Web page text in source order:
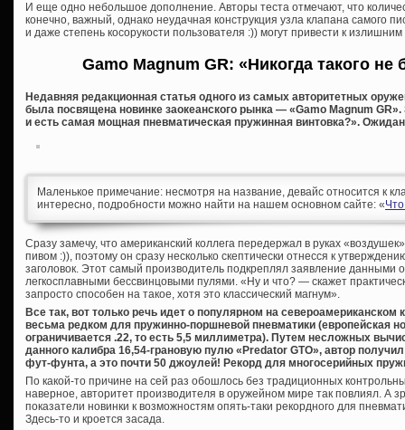
И еще одно небольшое дополнение. Авторы теста отмечают, что
конечно, важный, однако неудачная конструкция узла клапана самого
и даже степень косорукости пользователя :)) могут привести к
Gamo Magnum GR: «Никогда такого
Недавняя редакционная статья одного из самых авторитетных
была посвящена новинке заокеанского рынка — «Gamo Magnum
и есть самая мощная пневматическая пружинная винтовка?».
Маленькое примечание: несмотря на название, девайс относится к
интересно, подробности можно найти на нашем основном сайте: «
Сразу замечу, что американский коллега передержал в руках
пивом :)), поэтому он сразу несколько скептически отнесся к
заголовок. Этот самый производитель подкреплял заявление данными
легкосплавными бессвинцовыми пулями. «Ну и что? — скажет
запросто способен на такое, хотя это классический магнум».
Все так, вот только речь идет о популярном на
весьма редком для пружинно-поршневой пневматики (европейская
ограничивается .22, то есть 5,5 миллиметра). Путем несложных
данного калибра 16,54-грановую пулю «Predator GTO», автор
фут-фунта, а это почти 50 джоулей! Рекорд для многосерийных
По какой-то причине на сей раз обошлось без традиционных
наверное, авторитет производителя в оружейном мире так повлиял. А
показатели новинки к возможностям опять-таки рекордного для
Здесь-то и кроется засада.